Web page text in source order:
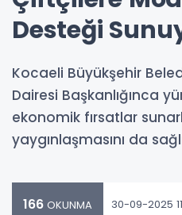
Desteği
Kocaeli Büyükşehir
Dairesi Başkanlığınca
ekonomik fırsatlar
yaygınlaşmasını da
166 OKUNMA 30-09-2025